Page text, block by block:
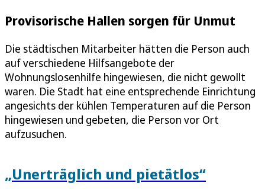
Provisorische Hallen sorgen für Unmut
Die städtischen Mitarbeiter hätten die Person auch
auf verschiedene Hilfsangebote der
Wohnungslosenhilfe hingewiesen, die nicht gewollt
waren. Die Stadt hat eine entsprechende Einrichtung
angesichts der kühlen Temperaturen auf die Person
hingewiesen und gebeten, die Person vor Ort
aufzusuchen.
„Unerträglich und pietätlos“